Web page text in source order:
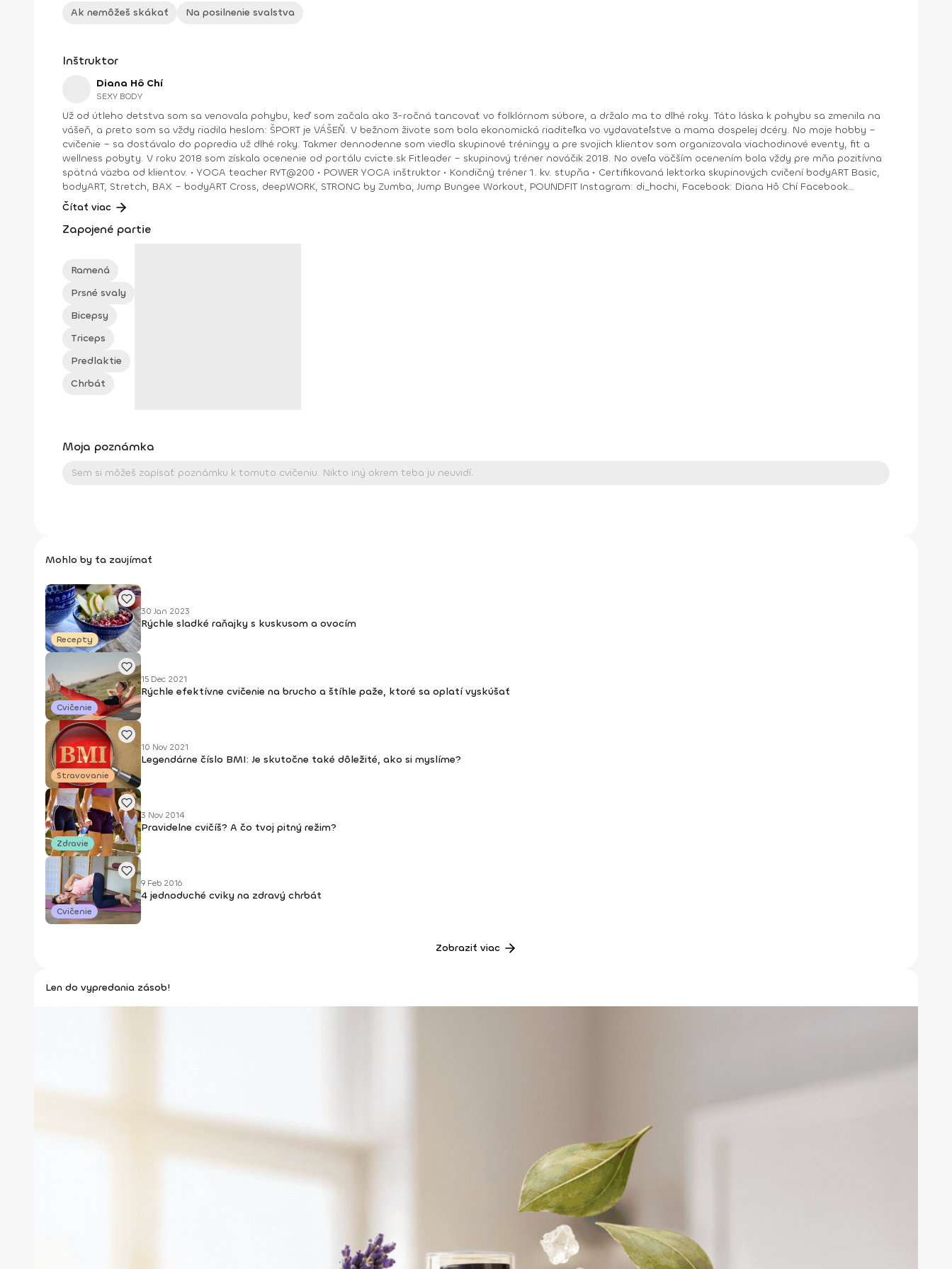
Ak nemôžeš skákať Na posilnenie svalstva
Inštruktor
Diana Hô Chí
SEXY BODY
Už od útleho detstva som sa venovala pohybu, keď som začala ako 3-ročná tancovať vo folklórnom súbore, a držalo ma to dlhé roky. Táto láska k pohybu sa zmenila na
vášeň, a preto som sa vždy riadila heslom: ŠPORT je VÁŠEŇ. V bežnom živote som bola ekonomická riaditeľka vo vydavateľstve a mama dospelej dcéry. No moje hobby –
cvičenie – sa dostávalo do popredia už dlhé roky. Takmer dennodenne som viedla skupinové tréningy a pre svojich klientov som organizovala viachodinové eventy, fit a
wellness pobyty. V roku 2018 som získala ocenenie od portálu cvicte.sk Fitleader – skupinový tréner nováčik 2018. No oveľa väčším ocenením bola vždy pre mňa pozitívna
spätná väzba od klientov. • YOGA teacher RYT@200 • POWER YOGA inštruktor • Kondičný tréner 1. kv. stupňa • Certifikovaná lektorka skupinových cvičení bodyART Basic,
bodyART, Stretch, BAX – bodyART Cross, deepWORK, STRONG by Zumba, Jump Bungee Workout, POUNDFIT Instagram: di_hochi, Facebook: Diana Hô Chí Facebook
skupina: ŠPORT je VÁŠEŇ
Čítať viac
Zapojené partie
Ramená
Prsné svaly
Bicepsy
Triceps
Predlaktie
Chrbát
Moja poznámka
Mohlo by ťa zaujímať
Recepty
30 Jan 2023
Rýchle sladké raňajky s kuskusom a ovocím
Cvičenie
15 Dec 2021
Rýchle efektívne cvičenie na brucho a štíhle paže, ktoré sa oplatí vyskúšať
Stravovanie
10 Nov 2021
Legendárne číslo BMI: Je skutočne také dôležité, ako si myslíme?
Zdravie
3 Nov 2014
Pravidelne cvičíš? A čo tvoj pitný režim?
Cvičenie
9 Feb 2016
4 jednoduché cviky na zdravý chrbát
Zobraziť viac
Len do vypredania zásob!